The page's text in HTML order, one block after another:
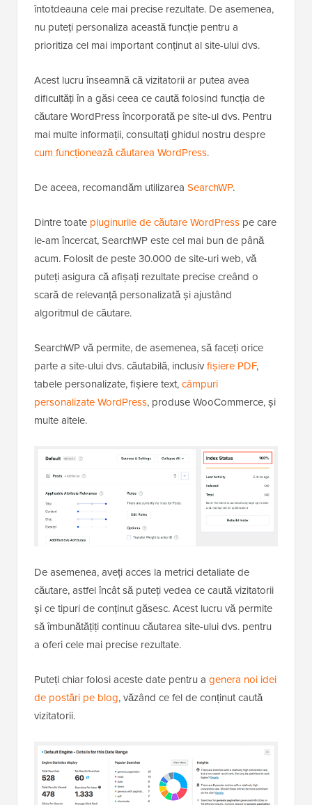
întotdeauna cele mai precise rezultate. De asemenea,
nu puteți personaliza această funcție pentru a
prioritiza cel mai important conținut al site-ului dvs.
Acest lucru înseamnă că vizitatorii ar putea avea
dificultăți în a găsi ceea ce caută folosind funcția de
căutare WordPress încorporată pe site-ul dvs. Pentru
mai multe informații, consultați ghidul nostru despre
cum funcționează căutarea WordPress.
De aceea, recomandăm utilizarea SearchWP.
Dintre toate pluginurile de căutare WordPress pe care
le-am încercat, SearchWP este cel mai bun de până
acum. Folosit de peste 30.000 de site-uri web, vă
puteți asigura că afișați rezultate precise creând o
scară de relevanță personalizată și ajustând
algoritmul de căutare.
SearchWP vă permite, de asemenea, să faceți orice
parte a site-ului dvs. căutabilă, inclusivfișiere PDF,
tabele personalizate, fișiere text,câmpuri
personalizate WordPress, produse WooCommerce,și
multe altele.
De asemenea, aveți acces la metrici detaliate de
căutare, astfel încât să puteți vedea ce caută vizitatorii
și ce tipuri de conținut găsesc. Acest lucru vă permite
să îmbunătățiți continuu căutarea site-ului dvs. pentru
a oferi cele mai precise rezultate.
Puteți chiar folosi aceste date pentru a genera noi idei
de postări pe blog, văzând ce fel de conținut caută
vizitatorii.